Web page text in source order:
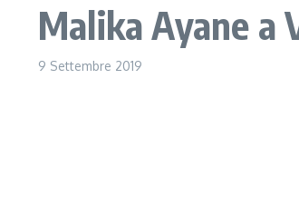
Malika Ayane a
9 Settembre 2019